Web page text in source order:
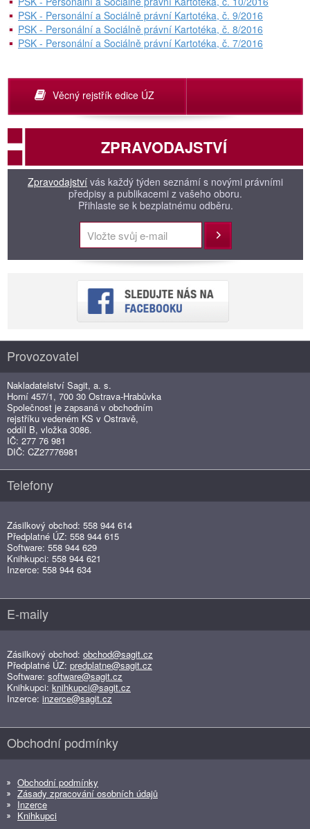
PSK - Personální a Sociálně právní Kartotéka, č. 9/2016
PSK - Personální a Sociálně právní Kartotéka, č. 8/2016
PSK - Personální a Sociálně právní Kartotéka, č. 7/2016
Věcný rejstřík edice ÚZ
ZPRAVODAJSTVÍ
Zpravodajství vás každý týden seznámí s novými právními
předpisy a publikacemi z vašeho oboru.
Přihlaste se k bezplatnému odběru.
Přihlásit
Provozovatel
Nakladatelství Sagit, a. s.
Horní 457/1, 700 30 Ostrava-Hrabůvka
Společnost je zapsaná v obchodním
rejstříku vedeném KS v Ostravě,
oddíl B, vložka 3086.
IČ: 277 76 981
DIČ: CZ27776981
Telefony
Zásilkový obchod: 558 944 614
Předplatné ÚZ: 558 944 615
Software: 558 944 629
Knihkupci: 558 944 621
Inzerce: 558 944 634
E-maily
Zásilkový obchod: obchod@sagit.cz
Předplatné ÚZ: predplatne@sagit.cz
Software: software@sagit.cz
Knihkupci: knihkupci@sagit.cz
Inzerce: inzerce@sagit.cz
Obchodní podmínky
Obchodní podmínky
Zásady zpracování osobních údajů
Inzerce
Knihkupci